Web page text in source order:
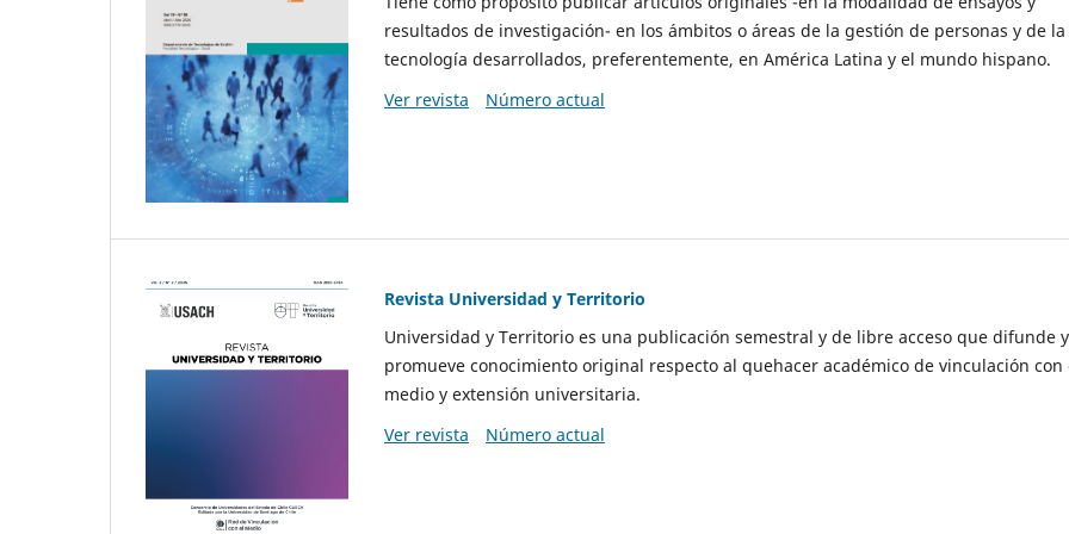
resultados de investigación- en los ámbitos o áreas de la gestión de personas y de la
tecnología desarrollados, preferentemente, en América Latina y el mundo hispano.
Ver revista
Número actual
Revista Universidad y Territorio
Universidad y Territorio es una publicación semestral y de libre acceso que difunde y
promueve conocimiento original respecto al quehacer académico de vinculación con
medio y extensión universitaria.
Ver revista
Número actual